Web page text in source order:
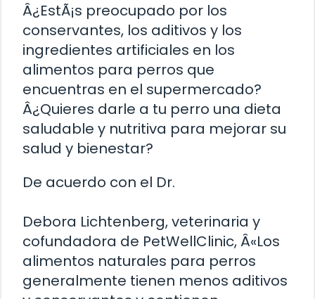
Â¿EstÃ¡s preocupado por los
conservantes, los aditivos y los
ingredientes artificiales en los
alimentos para perros que
encuentras en el supermercado?
Â¿Quieres darle a tu perro una dieta
saludable y nutritiva para mejorar su
salud y bienestar?
De acuerdo con el Dr.
Debora Lichtenberg, veterinaria y
cofundadora de PetWellClinic, Â«Los
alimentos naturales para perros
generalmente tienen menos aditivos